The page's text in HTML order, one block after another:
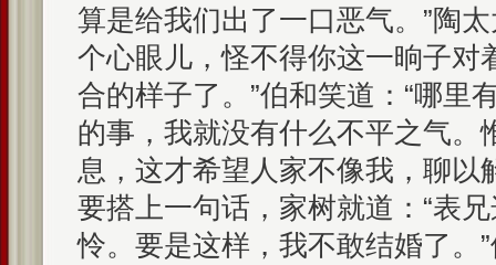
算是给我们出了一口恶气。”陶
个心眼儿，怪不得你这一晌子对
合的样子了。”伯和笑道：“哪里
的事，我就没有什么不平之气。
息，这才希望人家不像我，聊以
要搭上一句话，家树就道：“表
怜。要是这样，我不敢结婚了。